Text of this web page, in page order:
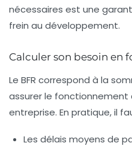
nécessaires est une
frein au développement.
Calculer son besoin en
Le BFR correspond à la
assurer le
entreprise. En pratique, il
Les délais moyens de